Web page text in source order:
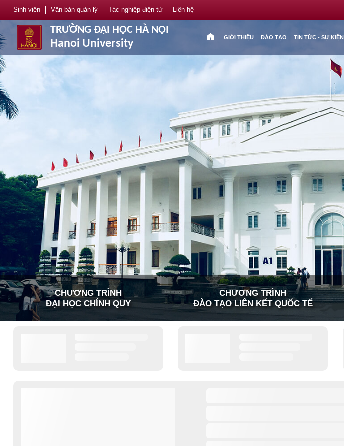
Sinh viên Văn bản quản lý Tác nghiệp điện tử Liên hệ
TRƯỜNG ĐẠI HỌC HÀ NỘI
Hanoi University
home GIỚI THIỆU ĐÀO TẠO TIN TỨC - SỰ KIỆN
CHƯƠNG TRÌNH
ĐẠI HỌC CHÍNH QUY
CHƯƠNG TRÌNH
ĐÀO TẠO LIÊN KẾT QUỐC TẾ